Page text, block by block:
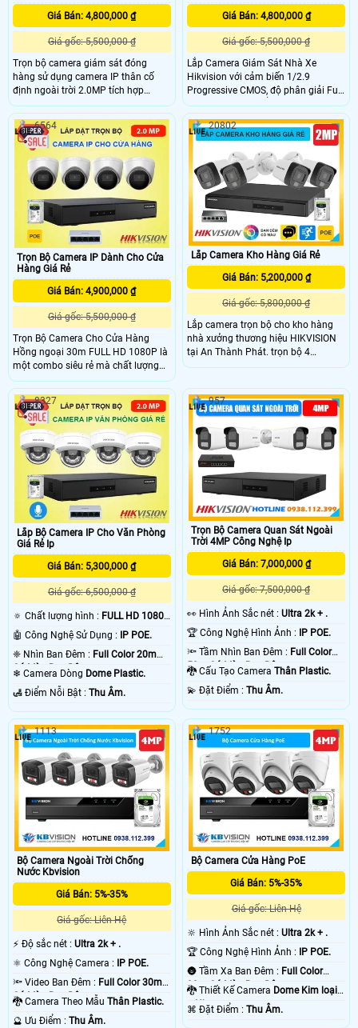
Giá Bán: 4,800,000 ₫
Giá gốc: 5,500,000 ₫
Trọn bộ camera giám sát đóng
hàng sử dụng camera IP thân cố
định ngoài trời 2.0MP tích hợp
micro, cho hình ảnh Full HD rõ nét.
Camera hỗ trợ chuẩn nén H.265+,
ống kính 3.6mm góc nhìn rộng.
Công nghệ hồng ngoại 30m và LED
ánh sáng ấm 15m giúp quan sát
ngày đêm, hỗ trợ phát hiện con
người hiệu quả.
Giá Bán: 4,800,000 ₫
Giá gốc: 5,500,000 ₫
Lắp Camera Giám Sát Nhà Xe
Hikvision với cảm biến 1/2.9
Progressive CMOS, độ phân giải Full
HD 1080P và chuẩn nén H.265+ tiết
kiệm băng thông. Camera sử dụng
ống kính 4mm, hỗ trợ ICR, tầm xa
hồng ngoại 20m, cho hình ảnh rõ
nét cả ngày lẫn đêm. Tích hợp công
nghệ 3D DNR, BLC giúp giảm nhiễu,
cân bằng sáng, đảm bảo giám sát
ổn định cho nhà xe.
Trọn Bộ Camera IP Dành Cho Cửa
Hàng Giá Rẻ
Giá Bán: 4,900,000 ₫
Giá gốc: 5,500,000 ₫
Trọn Bộ Camera Cho Cửa Hàng
Hồng ngoại 30m FULL HD 1080P là
một combo siêu rẻ mà chất lượng
cho những ai cần giải pháp giám
sát an ninh hiệu quả mà tiết kiệm
chi phí, bộ camera cửa hàng cung
cấp hình ảnh giám sát sắc nét Full
HD 1080P cùng với đó là công nghệ
nén H265+, khả năng chống ngược
sáng DWDR và tầm xa hồng ngoại
30m, giúp bạn yên tâm kinh doanh
hơn.
6564
Lắp Camera Kho Hàng Giá Rẻ
Giá Bán: 5,200,000 ₫
Giá gốc: 5,800,000 ₫
Lắp camera trọn bộ cho kho hàng
nhà xưởng thương hiệu HIKVISION
tại An Thành Phát. trọn bộ 4
camera Kho hàng nhà xưởng Hình
2.0MP giám sát ban đêm 20m có
tích hợp đèn trợ sáng cho hình ảnh
ban đêm có màu công nghệ IP ghi
hình ổn định
20802
Lắp Bộ Camera IP Cho Văn Phòng
Giá Rẻ Ip
Giá Bán: 5,300,000 ₫
Giá gốc: 6,500,000 ₫
🔅 Chất lượng hình : FULL HD 1080P
.
🤖️ Công Nghệ Sử Dụng :
IP POE.
❈ Nhìn Ban Đêm : Full Color 20m
Có Màu Ban Ðêm.
❄ Camera Dòng Dome Plastic.
️🛃 Điểm Nỗi Bật : Thu Âm.
8327
Trọn Bộ Camera Quan Sát Ngoài
Trời 4MP Công Nghệ Ip
Giá Bán: 7,000,000 ₫
Giá gốc: 7,500,000 ₫
️👀 Hình Ảnh Sắc nét :Ultra 2k + .
🏆 Công Nghệ Hình Ảnh :
IP POE.
🔦 Tầm Nhìn Ban Đêm : Full Color
50m Có Màu Ban Ðêm.
🐉️ Cấu Tạo CameraThân Plastic.
️💫 Đặt Điểm :Thu Âm.
957
Bộ Camera Ngoài Trời Chống
Nước Kbvision
Giá Bán: 5%-35%
Giá gốc: Liên Hệ
️⚡ Độ sắc nét : Ultra 2k + .
⚛️ Công Nghệ Camera :
IP POE.
🔦 Video Ban Đêm : Full Color 30m
Có Màu Ban Ðêm.
🐉️ Camera Theo Mẫu Thân Plastic.
️🔮 Ưu Điểm : Thu Âm.
1113
Bộ Camera Cửa Hàng PoE
Giá Bán: 5%-35%
Giá gốc: Liên Hệ
🔆 Hình Ảnh Sắc nét :Ultra 2k + .
🏆 Công Nghệ Hình Ảnh :
IP POE.
🌚 Tầm Xa Ban Đêm : Full Color
30m Có Màu Ban Ðêm.
🐉️ Thiết Kế Camera Dome Kim loại
+ Nhựa.
️⌘ Đặt Điểm :Thu Âm.
1752